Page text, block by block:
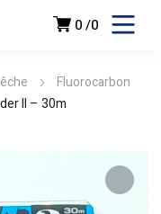
0 0
Fluorocarbon
II – 30m